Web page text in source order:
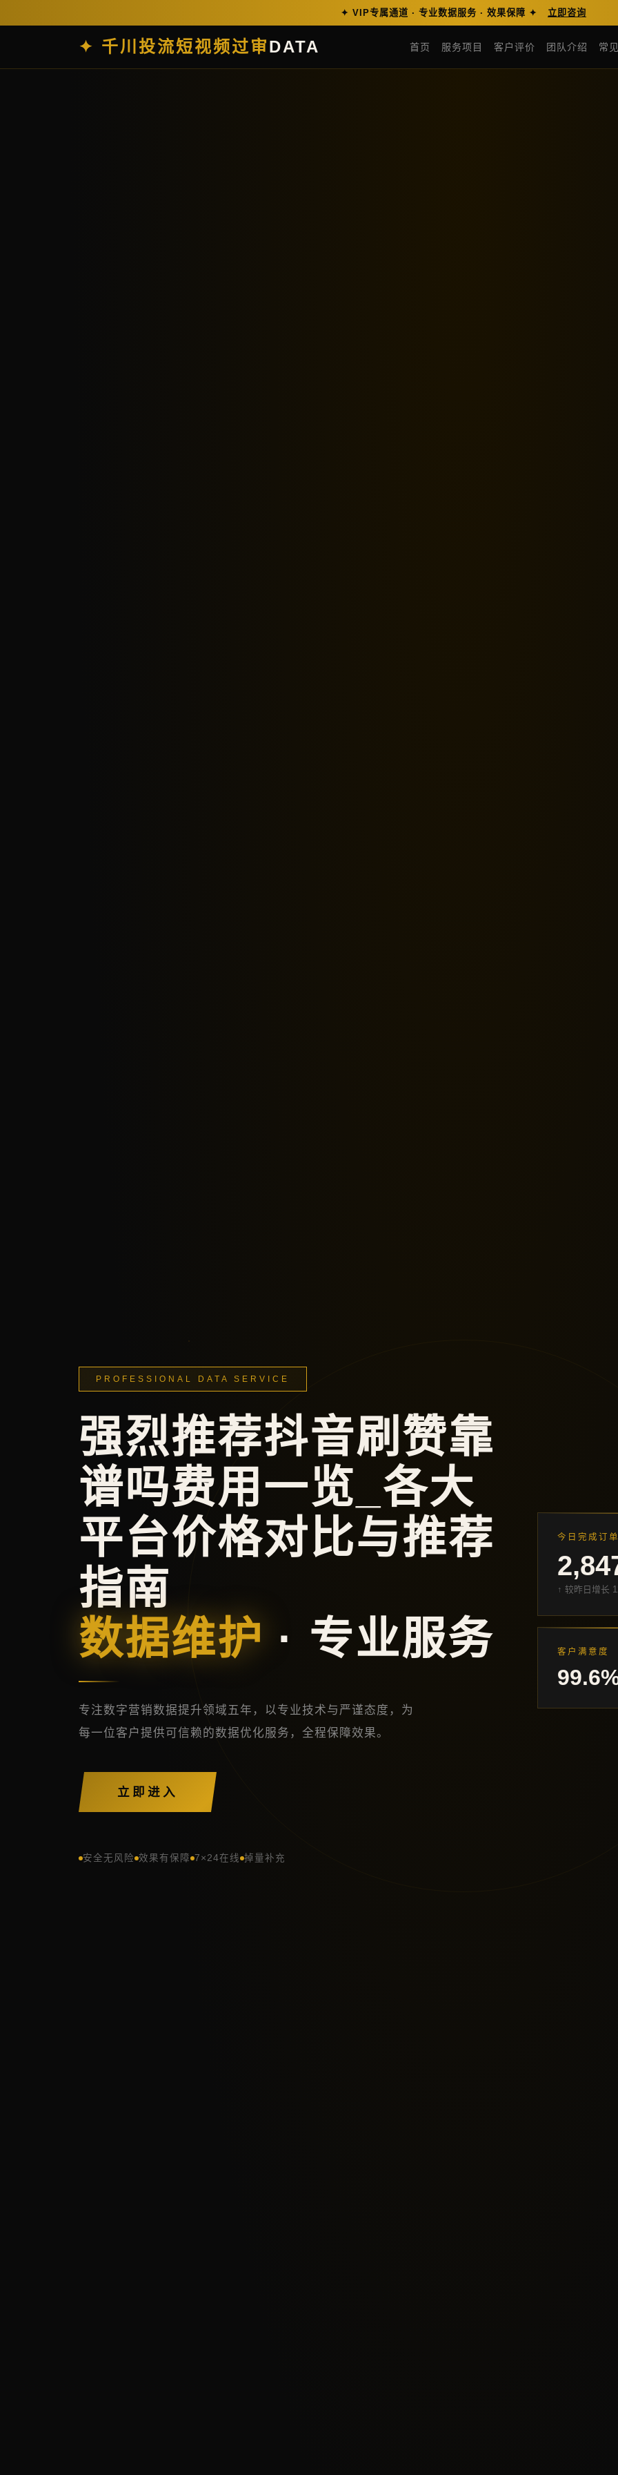
✦ VIP专属通道 · 专业数据服务 · 效果保障 ✦ 立即咨询
✦ 千川投流短视频过审DATA 首页 服务项目 客户评价 团队介绍 常
PROFESSIONAL DATA SERVICE
强烈推荐抖音刷赞靠
谱吗费用一览_各大
平台价格对比与推荐
指南
数据维护 · 专业服务
专注数字营销数据提升领域五年，以专业技术与严谨态度，为
每一位客户提供可信赖的数据优化服务，全程保障效果。
立即进入
安全无风险 效果有保障 7×24在线 掉量补充
今日完成订
↑ 较昨日增长
客户满意度